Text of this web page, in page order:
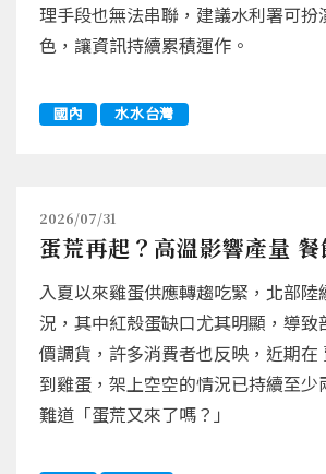
理手段也無法串聯，建議水利署可扮
色，讓資訊持續累積運作。
國內 水水台灣
2026/07/31
蛋荒再起？高溫影響產量
入夏以來雞蛋供應轉趨吃緊，北部陸
況，其中紅殼蛋缺口尤其明顯，導致
價調貨，許多消費者也反映，近期在
到雞蛋，架上空空的情況已持續至少
難道「蛋荒又來了嗎？」